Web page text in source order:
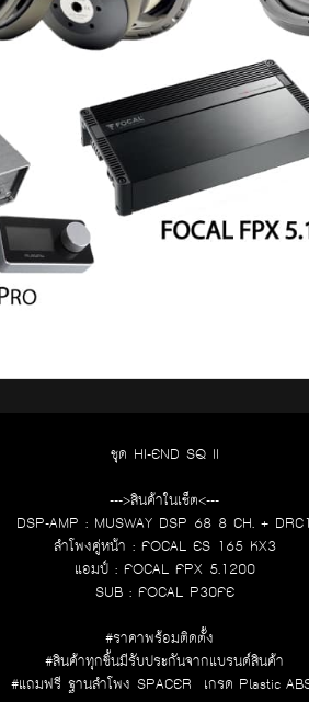
ชุด HI-END SQ II
--->สินค้าในเซ็ต<---
DSP-AMP : MUSWAY DSP 68 8 CH. + DRC1
ลำโพงคู่หน้า : FOCAL ES 165 KX3
แอมป์ : FOCAL FPX 5.1200
SUB : FOCAL P30FE
#ราคาพร้อมติดตั้ง
#สินค้าทุกชิ้นมีรับประกันจากแบรนด์สินค้า
#แถมฟรี ฐานลำโพง SPACER เกรด Plastic